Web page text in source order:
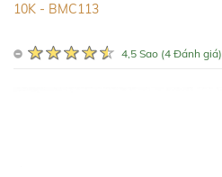
10K - BMC113
4,5 Sao (4 Đánh giá)